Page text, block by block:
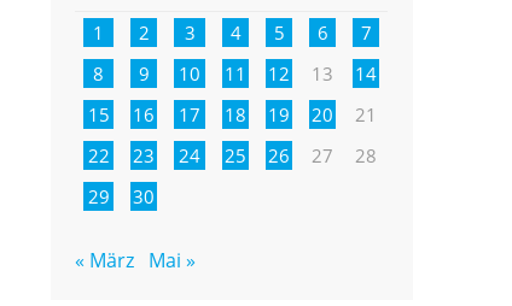
1
2 3 4 5 6
7
8
9 10 11 12 13
14
15
16 17 18 19 20
21
22
23 24 25 26 27
28
29
30
« März Mai »